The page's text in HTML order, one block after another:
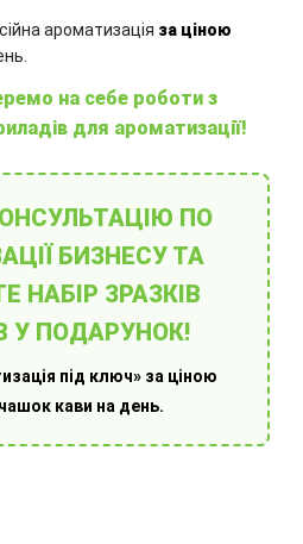
товари
для дому
рішення
ароматизація за ціною
на себе роботи з
для ароматизації!
ПО
БИЗНЕСУ ТА
НАБІР ЗРАЗКІВ
У ПОДАРУНОК!
під ключ» за ціною
кави на день.